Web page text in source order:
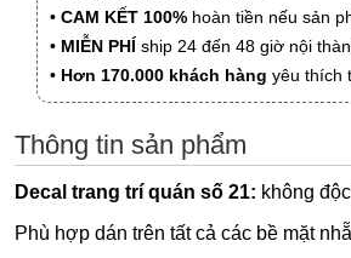
• CAM KẾT 100% hoàn tiền nếu sản
• MIỄN PHÍ ship 24 đến 48 giờ nội
• Hơn 170.000 khách hàng yêu thích
Thông tin sản phẩm
Decal trang trí quán số 21: không
Phù hợp dán trên tất cả các bề mặt